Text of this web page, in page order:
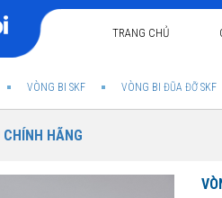
TRANG CHỦ
VÒNG BI SKF VÒNG BI ĐŨA ĐỠ SKF
HÃNG